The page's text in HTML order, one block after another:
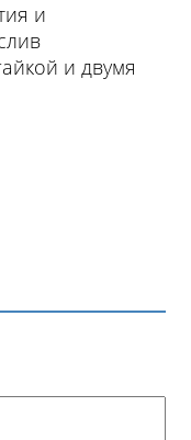
и
и двумя